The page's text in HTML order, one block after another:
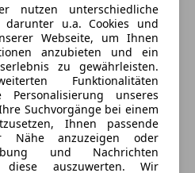
nutzen unterschiedliche
darunter u.a. Cookies und
Webseite, um Ihnen
anzubieten und ein
zu gewährleisten.
Funktionalitäten
unseres
Suchvorgänge bei einem
Ihnen passende
Nähe anzuzeigen oder
und Nachrichten
auszuwerten. Wir